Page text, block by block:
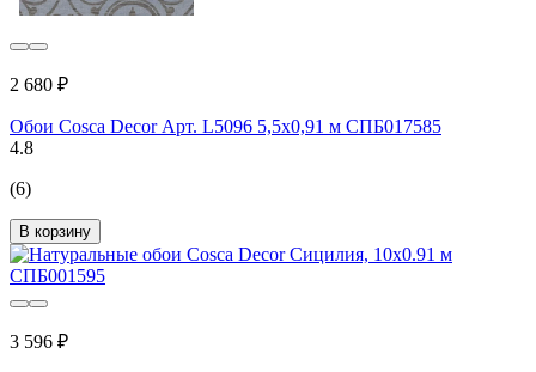
2 680 ₽
Обои Cosca Decor Арт. L5096 5,5x0,91 м СПБ017585
4.8
(6)
В корзину
3 596 ₽